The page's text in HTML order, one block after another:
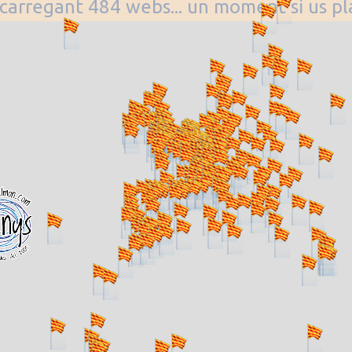
484 webs... un moment si us